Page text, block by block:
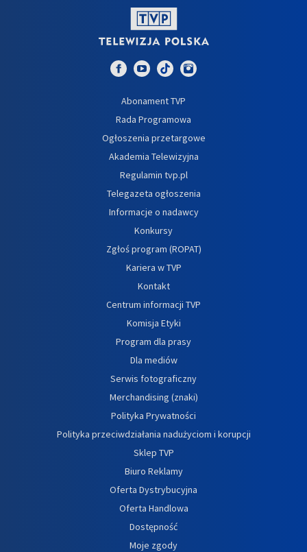
Abonament TVP
Rada Programowa
Ogłoszenia przetargowe
Akademia Telewizyjna
Regulamin tvp.pl
Telegazeta ogłoszenia
Informacje o nadawcy
Konkursy
Zgłoś program (ROPAT)
Kariera w TVP
Kontakt
Centrum informacji TVP
Komisja Etyki
Program dla prasy
Dla mediów
Serwis fotograficzny
Merchandising (znaki)
Polityka Prywatności
Polityka przeciwdziałania nadużyciom i korupcji
Sklep TVP
Biuro Reklamy
Oferta Dystrybucyjna
Oferta Handlowa
Dostępność
Moje zgody